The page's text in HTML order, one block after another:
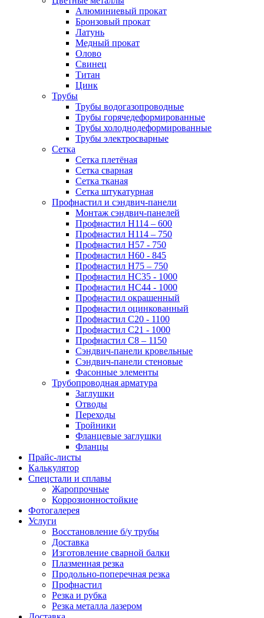
Алюминиевый прокат
Бронзовый прокат
Латунь
Медный прокат
Олово
Свинец
Титан
Цинк
Трубы
Трубы водогазопроводные
Трубы горячедеформированные
Трубы холоднодеформированные
Трубы электросварные
Сетка
Сетка плетёная
Сетка сварная
Сетка тканая
Сетка штукатурная
Профнастил и сэндвич-панели
Монтаж сэндвич-панелей
Профнастил Н114 – 600
Профнастил Н114 – 750
Профнастил Н57 - 750
Профнастил Н60 - 845
Профнастил Н75 – 750
Профнастил НС35 - 1000
Профнастил НС44 - 1000
Профнастил окрашенный
Профнастил оцинкованный
Профнастил С20 - 1100
Профнастил С21 - 1000
Профнастил С8 – 1150
Сэндвич-панели кровельные
Сэндвич-панели стеновые
Фасонные элементы
Трубопроводная арматура
Заглушки
Отводы
Переходы
Тройники
Фланцевые заглушки
Фланцы
Прайс-листы
Калькулятор
Спецстали и сплавы
Жаропрочные
Коррозионностойкие
Фотогалерея
Услуги
Восстановление б/у трубы
Доставка
Изготовление сварной балки
Плазменная резка
Продольно-поперечная резка
Профнастил
Резка и рубка
Резка металла лазером